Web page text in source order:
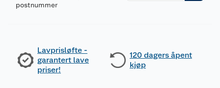
postnummer
Lavprisløfte -
garantert lave
priser!
120 dagers åpent
kjøp